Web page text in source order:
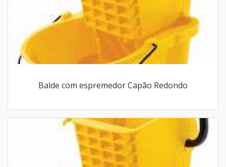
Balde com espremedor Capão Redondo